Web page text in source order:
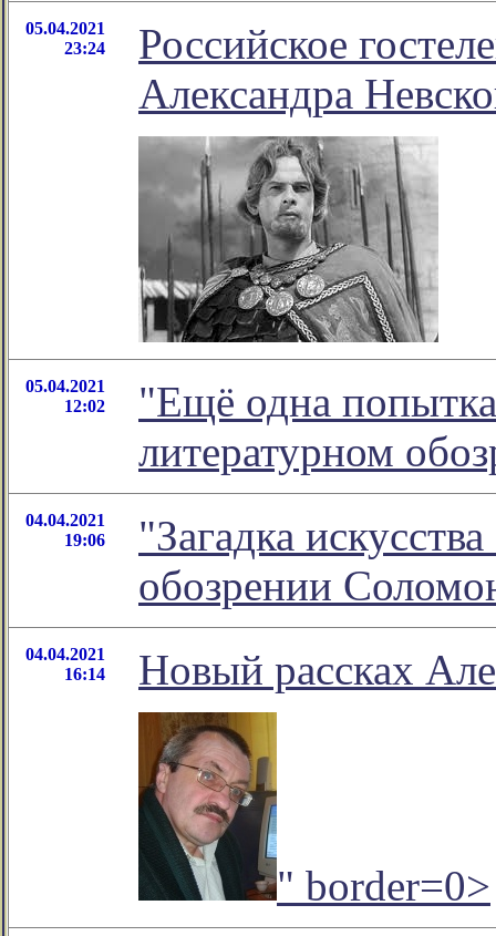
05.04.2021
23:24
Российское
Александра
05.04.2021
12:02
"Ещё одна
литературном
04.04.2021
19:06
"Загадка
обозрении
04.04.2021
16:14
Новый рассках
" border=0>